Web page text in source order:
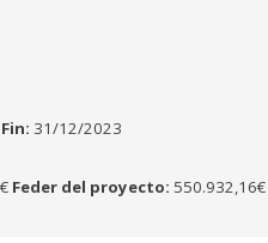
31/12/2023
Feder del proyecto: 550.932,16€